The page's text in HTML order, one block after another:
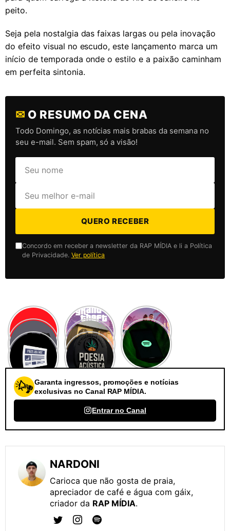
peito.
Seja pela nostalgia das faixas largas ou pela inovação
do efeito visual no escudo, este lançamento marca um
início de temporada onde o estilo e a paixão caminham
em perfeita sintonia.
✉ O RESUMO DA CENA
Todo Domingo, as notícias mais brabas da semana no
seu e-mail. Sem spam, só a visão!
QUERO RECEBER
Concordo em receber a newsletter da RAP MÍDIA e li a Política
de Privacidade. Ver política
Garanta ingressos, promoções e notícias
exclusivas no Canal RAP MÍDIA.
Entrar no Canal
NARDONI
Carioca que não gosta de praia,
apreciador de café e água com gáix,
criador da RAP MÍDIA.